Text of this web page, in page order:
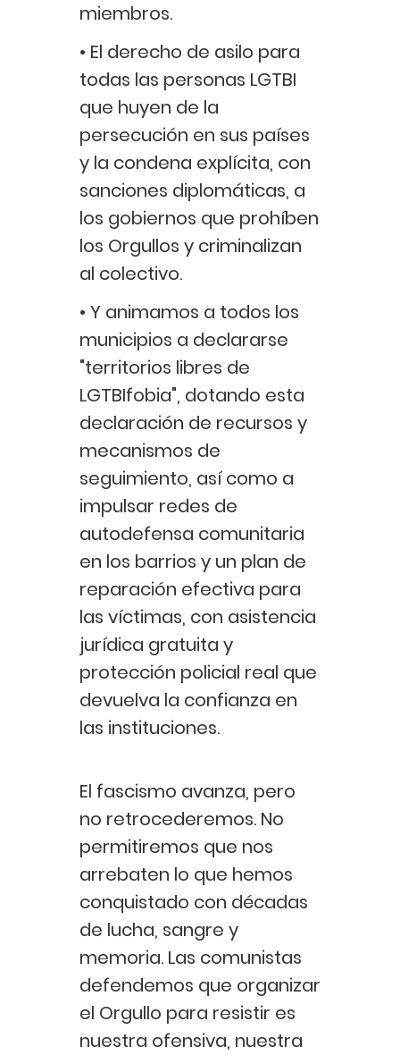
miembros.
• El derecho de asilo para
todas las personas LGTBI
que huyen de la
persecución en sus países
y la condena explícita, con
sanciones diplomáticas, a
los gobiernos que prohíben
los Orgullos y criminalizan
al colectivo.
• Y animamos a todos los
municipios a declararse
"territorios libres de
LGTBIfobia", dotando esta
declaración de recursos y
mecanismos de
seguimiento, así como a
impulsar redes de
autodefensa comunitaria
en los barrios y un plan de
reparación efectiva para
las víctimas, con asistencia
jurídica gratuita y
protección policial real que
devuelva la confianza en
las instituciones.
El fascismo avanza, pero
no retrocederemos. No
permitiremos que nos
arrebaten lo que hemos
conquistado con décadas
de lucha, sangre y
memoria. Las comunistas
defendemos que organizar
el Orgullo para resistir es
nuestra ofensiva, nuestra